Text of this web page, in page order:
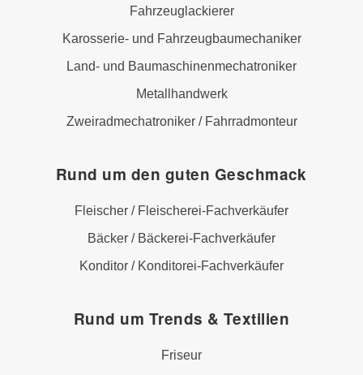
Fahrzeuglackierer
Karosserie- und Fahrzeugbaumechaniker
Land- und Baumaschinenmechatroniker
Metallhandwerk
Zweiradmechatroniker / Fahrradmonteur
Rund um den guten Geschmack
Fleischer / Fleischerei-Fachverkäufer
Bäcker / Bäckerei-Fachverkäufer
Konditor / Konditorei-Fachverkäufer
Rund um Trends & Textilien
Friseur